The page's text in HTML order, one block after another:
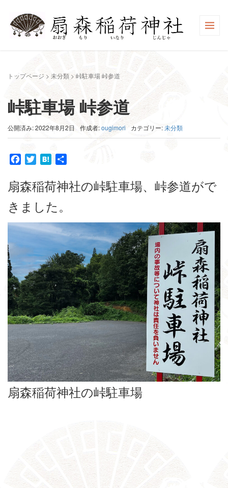
トップページ > 未分類 >峠駐車場 峠参道
峠駐車場 峠参道
公開済み: 2022年8月2日 作成者:ougimori カテゴリー:未分類
FacebookTwitterHatena
扇森稲荷神社の峠駐車場、峠参道がで
きました。
扇森稲荷神社の峠駐車場